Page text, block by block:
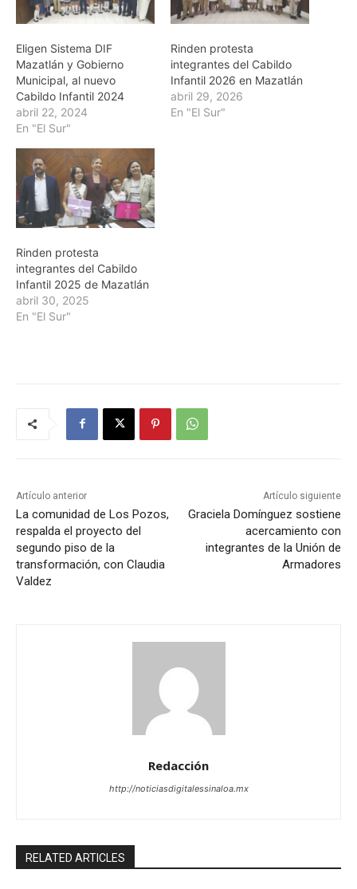
Eligen Sistema DIF
Mazatlán y Gobierno
Municipal, al nuevo
Cabildo Infantil 2024
abril 22, 2024
En "El Sur"
Rinden protesta
integrantes del Cabildo
Infantil 2026 en Mazatlán
abril 29, 2026
En "El Sur"
Rinden protesta
integrantes del Cabildo
Infantil 2025 de Mazatlán
abril 30, 2025
En "El Sur"
Artículo anterior
La comunidad de Los Pozos,
respalda el proyecto del
segundo piso de la
transformación, con Claudia
Valdez
Artículo siguiente
Graciela Domínguez sostiene
acercamiento con
integrantes de la Unión de
Armadores
Redacción
http://noticiasdigitalessinaloa.mx
RELATED ARTICLES